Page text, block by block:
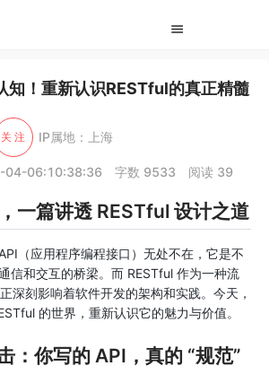
知！重新认识RESTful的真正精髓
关 注 IP属地：上海
04-06:10:38:36 字数 9533 阅读 39
一篇讲透 RESTful 设计之道
（应用程序编程接口）无处不在，它是不
信和交互的桥梁。而 RESTful 作为一种流
深刻影响着软件开发的架构和实践。今天，
的世界，重新认识它的魅力与价值。
：你写的 API，真的 “规范”